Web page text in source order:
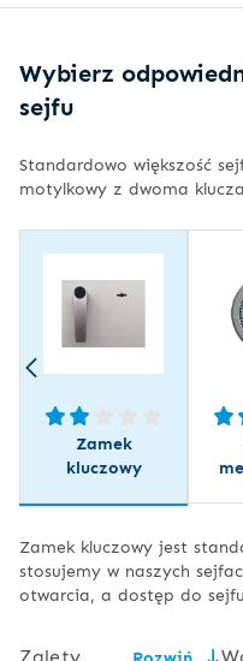
Wybierz
sejfu
Standardowo większość
motylkowy z dwoma
Zamek
kluczowy
Zamek kluczowy jest
stosujemy w naszych
otwarcia, a dostęp do
Rozwiń